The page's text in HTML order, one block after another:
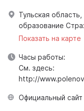
Тульская
образование
Показать на карте
Часы работы:
См. здесь:
http://
Официальный сайт